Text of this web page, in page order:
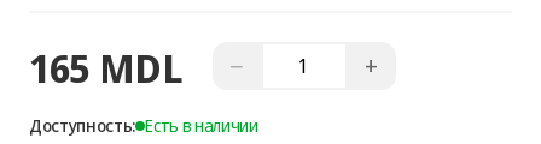
165 MDL − +
Доступность: Есть в наличии